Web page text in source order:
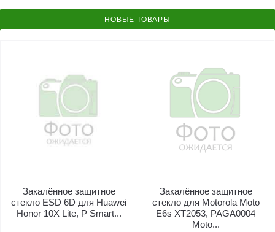
НОВЫЕ ТОВАРЫ
Закалённое защитное
стекло ESD 6D для Huawei
Honor 10X Lite, P Smart...
Закалённое защитное
стекло для Motorola Moto
E6s XT2053, PAGA0004
Moto...